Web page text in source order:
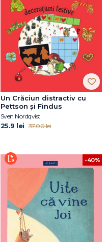
Un Crăciun distractiv cu
Pettson și Findus
Sven Nordqvist
25.9 lei 37.00 lei
-40%